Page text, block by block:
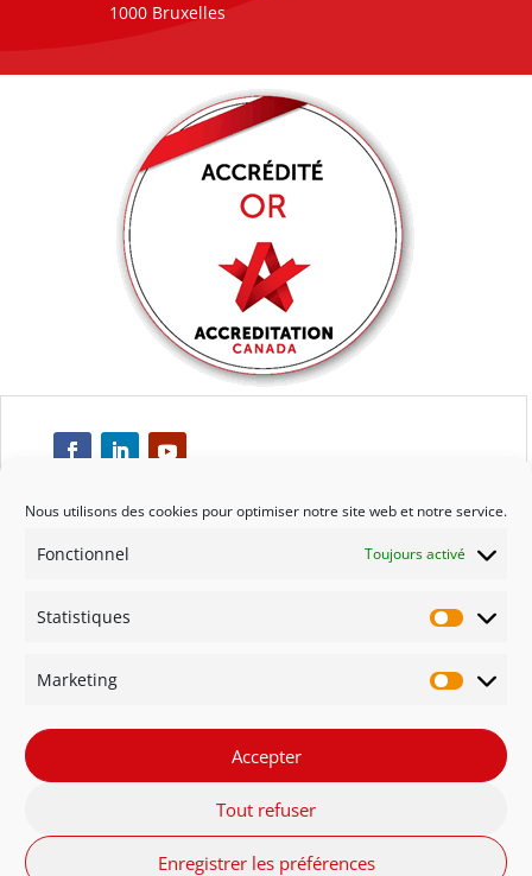
Nous utilisons des cookies pour optimiser notre site web et notre service.
Fonctionnel Toujours activé
Statistiques
Marketing
Accepter
Tout refuser
Enregistrer les préférences
1000 Bruxelles
Respect
Engagement
Qualité